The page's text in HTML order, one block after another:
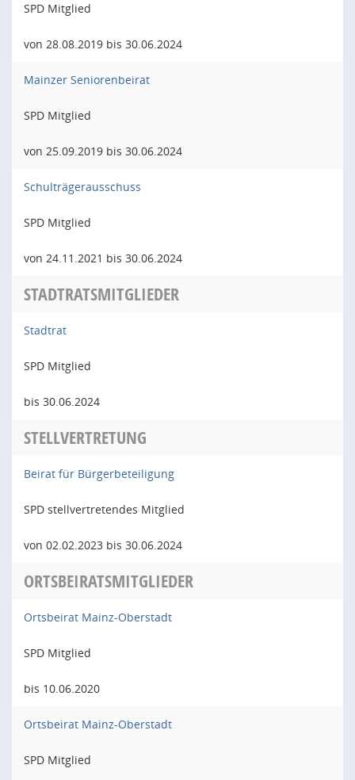
SPD Mitglied
von 28.08.2019 bis 30.06.2024
Mainzer Seniorenbeirat
SPD Mitglied
von 25.09.2019 bis 30.06.2024
Schulträgerausschuss
SPD Mitglied
von 24.11.2021 bis 30.06.2024
STADTRATSMITGLIEDER
Stadtrat
SPD Mitglied
bis 30.06.2024
STELLVERTRETUNG
Beirat für Bürgerbeteiligung
SPD stellvertretendes Mitglied
von 02.02.2023 bis 30.06.2024
ORTSBEIRATSMITGLIEDER
Ortsbeirat Mainz-Oberstadt
SPD Mitglied
bis 10.06.2020
Ortsbeirat Mainz-Oberstadt
SPD Mitglied